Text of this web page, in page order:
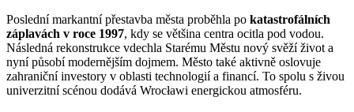
Poslední markantní přestavba města proběhla po katastrofálních
záplavách v roce 1997, kdy se většina centra ocitla pod vodou.
Následná rekonstrukce vdechla Starému Městu nový svěží život a
nyní působí modernějším dojmem. Město také aktivně oslovuje
zahraniční investory v oblasti technologií a financí. To spolu s živou
univerzitní scénou dodává Wrocławi energickou atmosféru.